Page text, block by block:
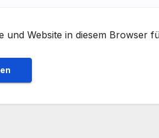
und Website in diesem Browser